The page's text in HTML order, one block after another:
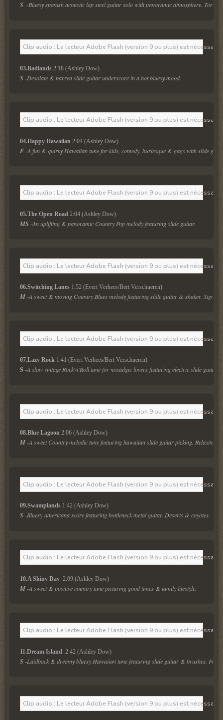
S -Bluesy spanish acoustic lap steel guitar solo with panoramic atmosphere.
Clip audio : Le lecteur Adobe Flash (version 9 ou plus) est
03.Badlands 2:18 (Ashley Dow)
S -Desolate & barren slide guitar underscore in a hot bluesy mood.
Clip audio : Le lecteur Adobe Flash (version 9 ou plus) est
04.Happy Hawaiian 2:04 (Ashley Dow)
F -A fun & quirky Hawaiian tune for kids, comedy, burlesque & gags with slide
Clip audio : Le lecteur Adobe Flash (version 9 ou plus) est
05.The Open Road 2:04 (Ashley Dow)
MS -An uplifting & panoramic Country Pop melody featuring slide guitar.
Clip audio : Le lecteur Adobe Flash (version 9 ou plus) est
06.Switching Lanes 1:52 (Evert Verhees/Bert Verschueren)
M -A sweet & moving Country Blues melody featuring slide guitar & shaker.
Clip audio : Le lecteur Adobe Flash (version 9 ou plus) est
07.Lazy Rock 1:41 (Evert Verhees/Bert Verschueren)
S -A slow vintage Rock'n'Roll tune for nostalgic lovers featuring electric slide guitar.
Clip audio : Le lecteur Adobe Flash (version 9 ou plus) est
08.Blue Lagoon 2:06 (Ashley Dow)
M -A sweet Country melodic tune featuring hawaiian slide guitar picking. Relaxing &
Clip audio : Le lecteur Adobe Flash (version 9 ou plus) est
09.Swamplands 1:42 (Ashley Dow)
S -Bluesy Americana score featuring bottleneck metal guitar. Deserts & coyotes.
Clip audio : Le lecteur Adobe Flash (version 9 ou plus) est
10.A Shiny Day 2:09 (Ashley Dow)
M -A sweet & positive country tune picturing good times & family lifestyle.
Clip audio : Le lecteur Adobe Flash (version 9 ou plus) est
11.Dream Island 2:42 (Ashley Dow)
S -Laidback & dreamy bluesy Hawaiian tune featuring slide guitar & brushes. For
Clip audio : Le lecteur Adobe Flash (version 9 ou plus) est